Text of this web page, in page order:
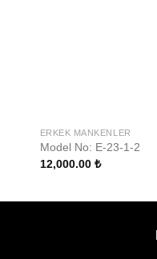
ERKEK MANKENLER
Model No: E-23-1-2
12,000.00 ₺